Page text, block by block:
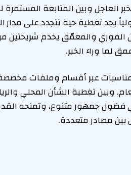
العاجل وبين المتابعة المستمرة
يجد تغطية حية تتجدد على مدار
الفوري والمعمّق يخدم شريحتين
لما وراء الخبر.
عبر أقسام وملفات
وبين تغطية الشأن المحلي
فضول جمهور متنوع، وتمنحه
مصادر متعددة.